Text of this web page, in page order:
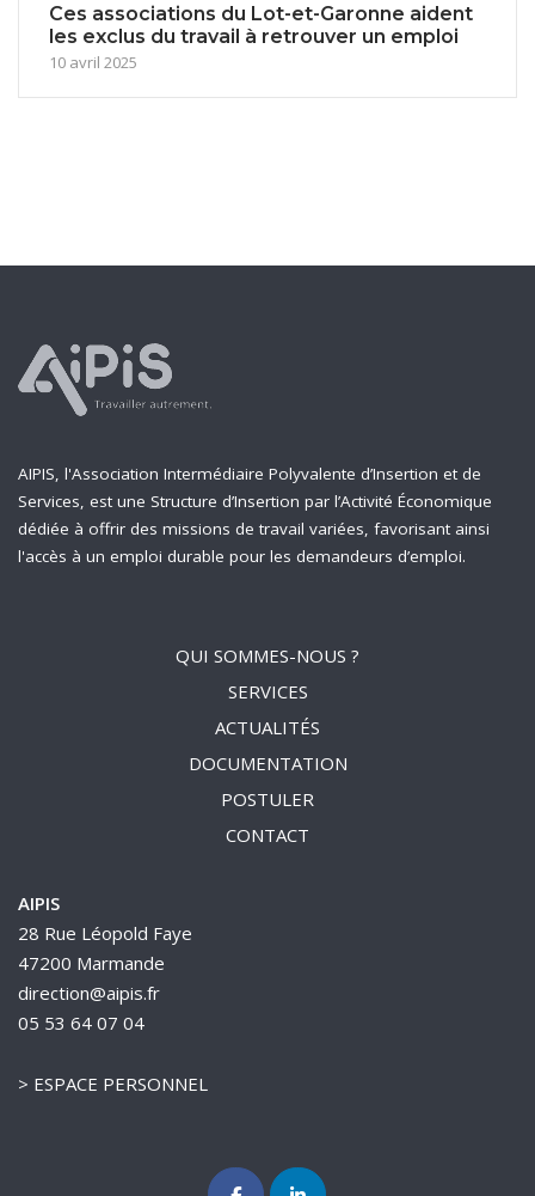
Ces associations du Lot-et-Garonne aident
les exclus du travail à retrouver un emploi
10 avril 2025
AIPIS, l'Association Intermédiaire Polyvalente d’Insertion et de
Services, est une Structure d’Insertion par l’Activité Économique
dédiée à offrir des missions de travail variées, favorisant ainsi
l'accès à un emploi durable pour les demandeurs d’emploi.
QUI SOMMES-NOUS ?
SERVICES
ACTUALITÉS
DOCUMENTATION
POSTULER
CONTACT
AIPIS
28 Rue Léopold Faye
47200 Marmande
direction@aipis.fr
05 53 64 07 04
> ESPACE PERSONNEL